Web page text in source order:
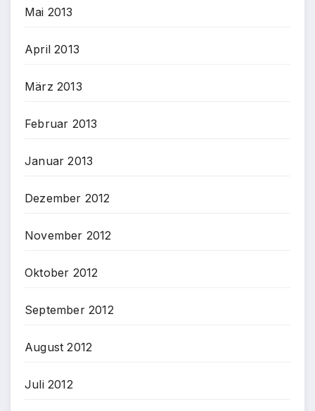
Mai 2013
April 2013
März 2013
Februar 2013
Januar 2013
Dezember 2012
November 2012
Oktober 2012
September 2012
August 2012
Juli 2012